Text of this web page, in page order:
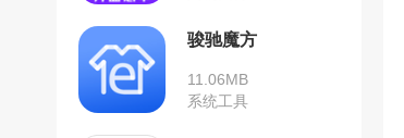
骏驰魔方
11.06MB
系统工具